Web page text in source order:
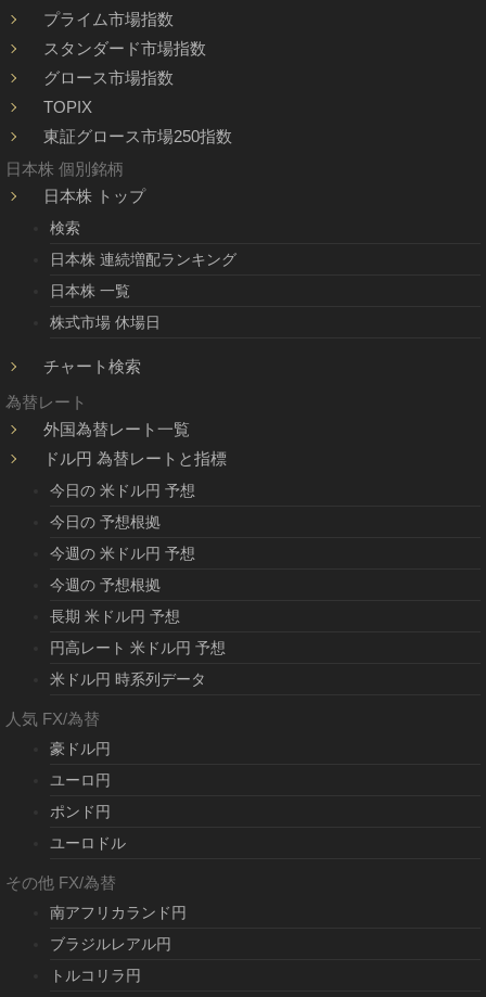
プライム市場指数
スタンダード市場指数
グロース市場指数
TOPIX
東証グロース市場250指数
日本株 個別銘柄
日本株 トップ
検索
日本株 連続増配ランキング
日本株 一覧
株式市場 休場日
チャート検索
為替レート
外国為替レート一覧
ドル円 為替レートと指標
今日の 米ドル円 予想
今日の 予想根拠
今週の 米ドル円 予想
今週の 予想根拠
長期 米ドル円 予想
円高レート 米ドル円 予想
米ドル円 時系列データ
人気 FX/為替
豪ドル円
ユーロ円
ポンド円
ユーロドル
その他 FX/為替
南アフリカランド円
ブラジルレアル円
トルコリラ円